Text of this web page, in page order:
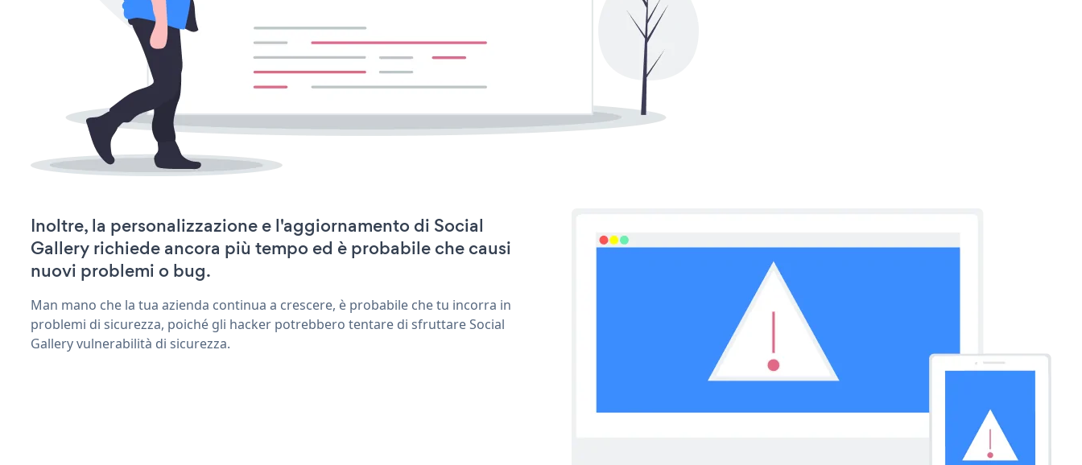
Inoltre, la personalizzazione e l'aggiornamento di Social
Gallery richiede ancora più tempo ed è probabile che causi
nuovi problemi o bug.
Man mano che la tua azienda continua a crescere, è probabile che tu incorra in
problemi di sicurezza, poiché gli hacker potrebbero tentare di sfruttare Social
Gallery vulnerabilità di sicurezza.